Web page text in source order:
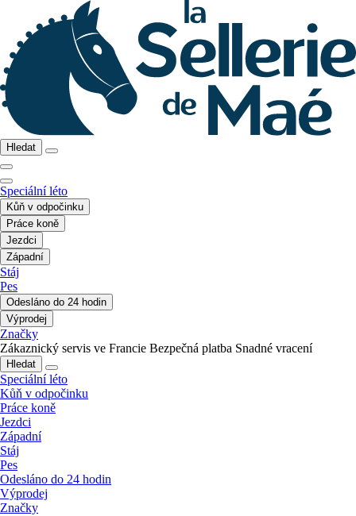
Hledat
Speciální léto
Kůň v odpočinku
Práce koně
Jezdci
Západní
Stáj
Pes
Odesláno do 24 hodin
Výprodej
Značky
Zákaznický servis ve Francie Bezpečná platba Snadné vracení
Hledat
Speciální léto
Kůň v odpočinku
Práce koně
Jezdci
Západní
Stáj
Pes
Odesláno do 24 hodin
Výprodej
Značky